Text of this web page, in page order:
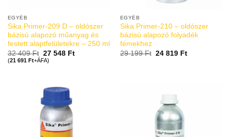
EGYÉB
Sika Primer-209 D – oldószer
bázisú alapozó műanyag és
festett alaptfelületekre – 250 ml
32 409Ft 27 548 Ft
(21 691 Ft+ÁFA)
EGYÉB
Sika Primer-210 – oldószer
bázisú alapozó folyadék
fémekhez
29 199Ft 24 819 Ft